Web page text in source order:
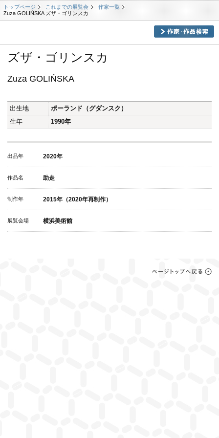
トップページ これまでの展覧会
作家一覧
Zuza GOLIŃSKA ズザ・ゴリンスカ
ズザ・ゴリンスカ
Zuza GOLIŃSKA
出生地
ポーランド（グダンスク）
生年
1990年
出品年 2020年
作品名 助走
制作年 2015年（2020年再制作）
展覧会場 横浜美術館